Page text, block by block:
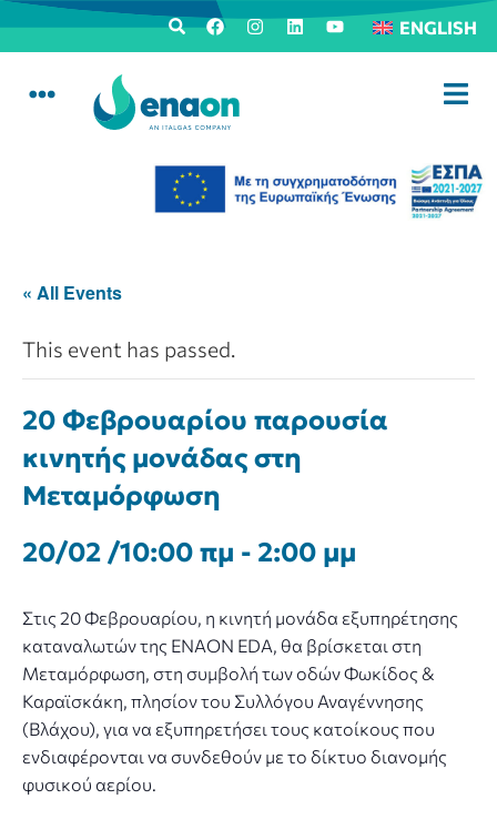
ENGLISH
« All Events
This event has passed.
20 Φεβρουαρίου παρουσία
κινητής μονάδας στη
Μεταμόρφωση
20/02 /10:00 πμ - 2:00 μμ
Στις 20 Φεβρουαρίου, η κινητή μονάδα εξυπηρέτησης
καταναλωτών της ENAON EDA, θα βρίσκεται στη
Μεταμόρφωση, στη συμβολή των οδών Φωκίδος &
Καραϊσκάκη, πλησίον του Συλλόγου Αναγέννησης
(Βλάχου), για να εξυπηρετήσει τους κατοίκους που
ενδιαφέρονται να συνδεθούν με το δίκτυο διανομής
φυσικού αερίου.